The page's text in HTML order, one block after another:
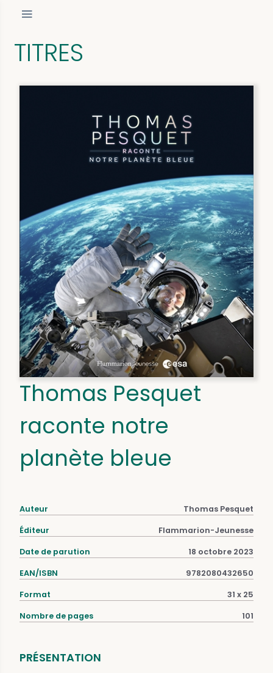
TITRES
Thomas Pesquet
raconte notre
planète bleue
Auteur Thomas Pesquet
Éditeur Flammarion-Jeunesse
Date de parution 18 octobre 2023
EAN/ISBN 9782080432650
Format 31 x 25
Nombre de pages 101
PRÉSENTATION